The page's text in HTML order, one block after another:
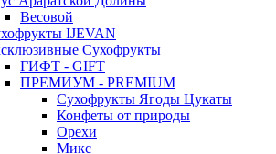
Весовой
IJEVAN
Сухофрукты
ГИФТ - GIFT
ПРЕМИУМ - PREMIUM
Сухофрукты Ягоды Цукаты
Конфеты от природы
Орехи
Микс